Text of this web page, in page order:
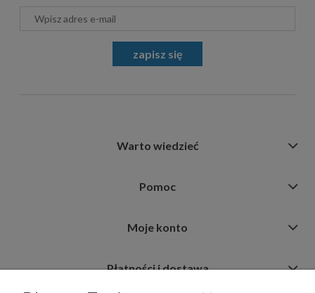
zapisz się
Warto wiedzieć
Pomoc
Moje konto
Płatności i dostawa